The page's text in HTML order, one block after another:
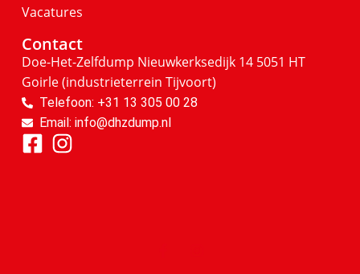
Vacatures
Contact
Doe-Het-Zelfdump Nieuwkerksedijk 14 5051 HT
Goirle(industrieterrein Tijvoort)
Telefoon: +31 13 305 00 28
Email: info@dhzdump.nl